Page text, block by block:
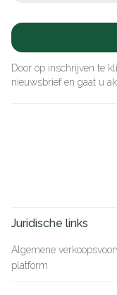
Door op inschrijven te
nieuwsbrief en gaat u
Juridische links
Algemene
platform